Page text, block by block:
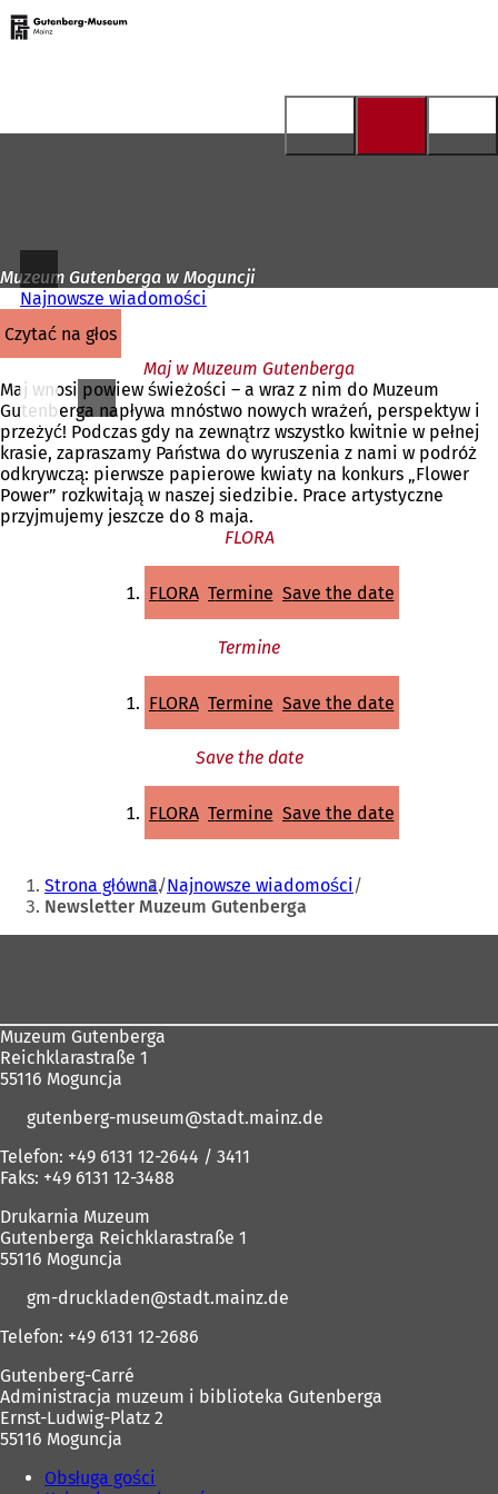
Przejdź do treści
Do
strony
Muzeum Gutenberga w Moguncji
Najnowsze wiadomości
czytać na głos
Maj w Muzeum Gutenberga
Maj wnosi powiew świeżości – a wraz z nim do Muzeum
Gutenberga napływa mnóstwo nowych wrażeń, perspektyw i
przeżyć! Podczas gdy na zewnątrz wszystko kwitnie w pełnej
krasie, zapraszamy Państwa do wyruszenia z nami w podróż
odkrywczą: pierwsze papierowe kwiaty na konkurs „Flower
Power” rozkwitają w naszej siedzibie. Prace artystyczne
przyjmujemy jeszcze do 8 maja.
FLORA
FLORA Termine Save the date
Termine
FLORA Termine Save the date
Save the date
FLORA Termine Save the date
Jesteś
tutaj:
Strona główna Najnowsze wiadomości
Newsletter Muzeum Gutenberga
Muzeum Gutenberga
Reichklarastraße 1
55116 Moguncja
gutenberg-museum
stadt.mainz de
Telefon: +49 6131 12-2644 / 3411
Faks: +49 6131 12-3488
Drukarnia Muzeum
Gutenberga Reichklarastraße 1
55116 Moguncja
gm-druckladen
stadt.mainz de
Telefon: +49 6131 12-2686
Gutenberg-Carré
Administracja muzeum i biblioteka Gutenberga
Ernst-Ludwig-Platz 2
55116 Moguncja
Obsługa gości